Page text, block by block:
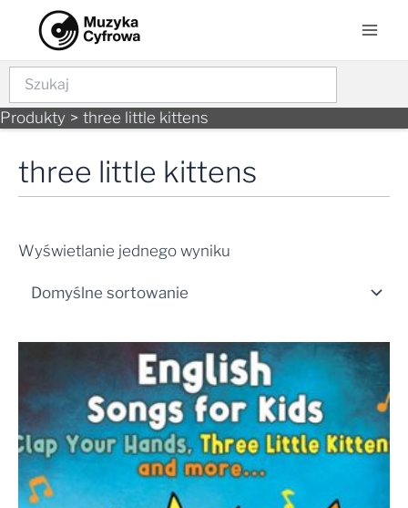
content
Szukaj
Produkty three little kittens
three little kittens
Wyświetlanie jednego wyniku